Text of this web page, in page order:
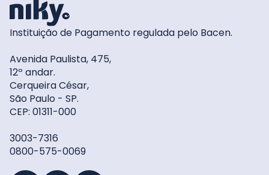
Instituição de Pagamento regulada pelo Bacen.
Avenida Paulista, 475,
12º andar.
Cerqueira César,
São Paulo - SP.
CEP: 01311-000
3003-7316
0800-575-0069